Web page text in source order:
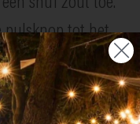
pulsknop tot het
en leg de